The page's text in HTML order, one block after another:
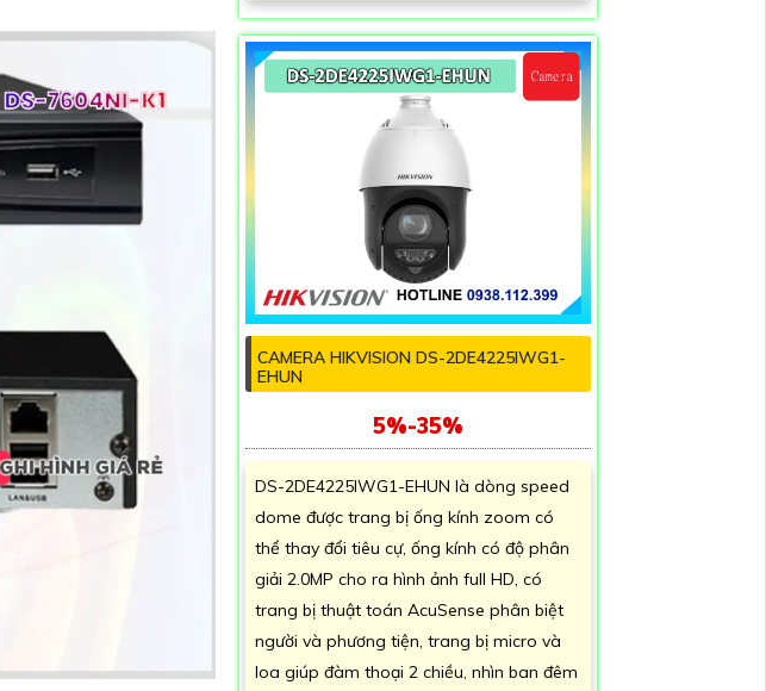
CAMERA HIKVISION DS-2DE4225IWG1-
EHUN
5%-35%
DS-2DE4225IWG1-EHUN là dòng speed
dome được trang bị ống kính zoom có
thể thay đổi tiêu cự, ống kính có độ phân
giải 2.0MP cho ra hình ảnh full HD, có
trang bị thuật toán AcuSense phân biệt
người và phương tiện, trang bị micro và
loa giúp đàm thoại 2 chiều, nhìn ban đêm